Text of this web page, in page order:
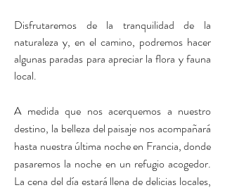
Disfrutaremos de la tranquilidad de la
naturaleza y, en el camino, podremos hacer
algunas paradas para apreciar la flora y fauna
local.
A medida que nos acerquemos a nuestro
destino, la belleza del paisaje nos acompañará
hasta nuestra última noche en Francia, donde
pasaremos la noche en un refugio acogedor.
La cena del día estará llena de delicias locales,